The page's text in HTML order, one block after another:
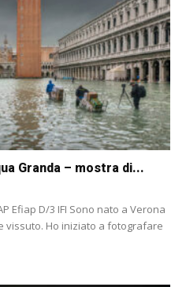
Granda – mostra di...
Efiap D/3 IFI Sono nato a Verona
vissuto. Ho iniziato a fotografare